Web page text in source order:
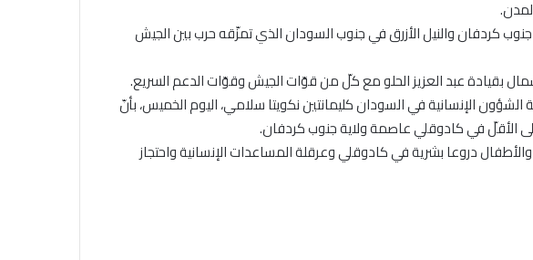
كردفان والنيل الأزرق في جنوب السودان الذي تمزّقه حرب بين الجيش
بقيادة عبد العزيز الحلو مع كلّ من قوّات الجيش وقوّات الدعم السريع.
الإنسانية في السودان كليمانتين نكويتا سلامي، اليوم الخميس، بأنّ
دروعا بشرية في كادوقلي وعرقلة المساعدات الإنسانية واحتجاز